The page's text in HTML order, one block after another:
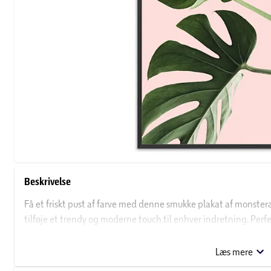
Beskrivelse
Få et friskt pust af farve med denne smukke plakat af
tilføje et trendy og moderne touch til enhver indretning.
Læs mere